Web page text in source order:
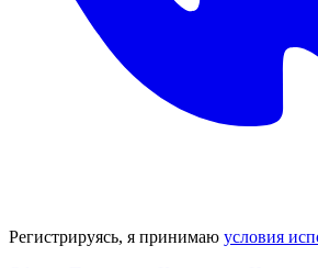
Регистрируясь, я принимаю условия